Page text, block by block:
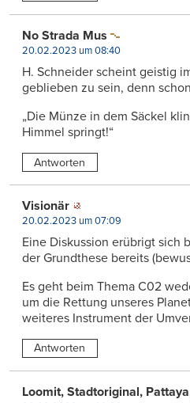
No Strada Mus
20.02.2023 um 08:40
H. Schneider scheint geistig
geblieben zu sein, denn
„Die Münze in dem Säckel
Himmel springt!“
Antworten
Visionär
20.02.2023 um 07:09
Eine Diskussion erübrigt sich
der Grundthese bereits
Es geht beim Thema C02
um die Rettung unseres
weiteres Instrument der
Antworten
Loomit, Stadtoriginal,